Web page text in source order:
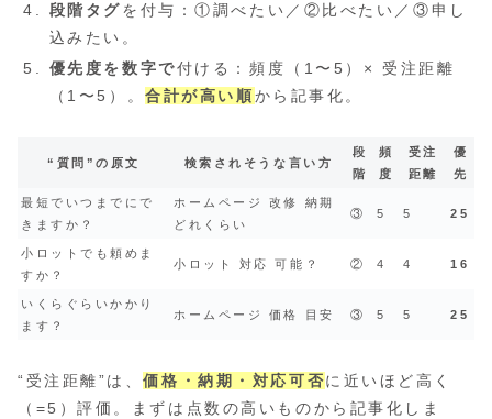
段階タグを付与：①調べたい／②比べたい／③申し
込みたい。
優先度を数字で付ける：頻度（1〜5）× 受注距離
（1〜5）。合計が高い順から記事化。
“質問”の原文 検索されそうな言い方
段
階
頻
度
受注
距離
優
先
最短でいつまでにで
きますか？
ホームページ 改修 納期
どれくらい
③ 5 5 25
小ロットでも頼めま
すか？
小ロット 対応 可能？ ② 4 4 16
いくらぐらいかかり
ます？
ホームページ 価格 目安 ③ 5 5 25
“受注距離”は、価格・納期・対応可否に近いほど高く
（=5）評価。まずは点数の高いものから記事化しま